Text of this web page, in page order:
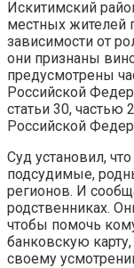
Искитимский
местных жителей
зависимости от
они признаны
предусмотрены
Российской
статьи 30, частью
Российской
Суд установил,
подсудимые,
регионов. И
родственниках.
чтобы помочь
банковскую
своему